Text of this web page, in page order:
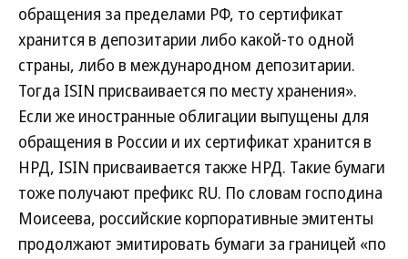
обращения за пределами РФ, то сертификат
хранится в депозитарии либо какой-то одной
страны, либо в международном депозитарии.
Тогда ISIN присваивается по месту хранения».
Если же иностранные облигации выпущены для
обращения в России и их сертификат хранится в
НРД, ISIN присваивается также НРД. Такие бумаги
тоже получают префикс RU. По словам господина
Моисеева, российские корпоративные эмитенты
продолжают эмитировать бумаги за границей «по